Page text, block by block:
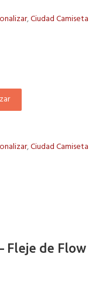
,Ciudad Camiseta
,Ciudad Camiseta
Fleje de Flow